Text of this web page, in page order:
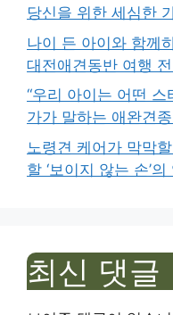
당신을 위한 세심한
나이 든 아이와 함께
대전애견동반 여행
“우리 아이는 어떤 스
가가 말하는 애완견
노령견 케어가 막막
할 ‘보이지 않는 손’의
최신 댓글